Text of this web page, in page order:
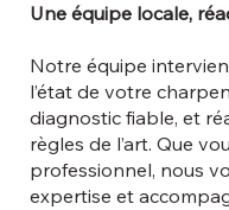
Une équipe locale,
Notre équipe
l’état de votre
diagnostic fiable, et
règles de l’art. Que
professionnel, nous
expertise et